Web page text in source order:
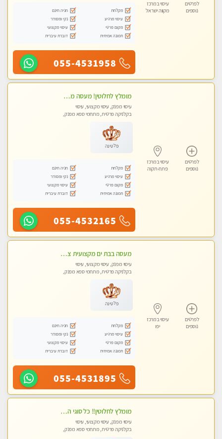
לפרטים
נוספים
עיסוי במרכז
מקווה ישראל
מקלחת
חניה חינם
עיסוי מרגיע
נקי ומסודר
מקום פרטי
עיסוי מקצועי
תמונה אמיתית
דוברת עיברית
055-4531958
לפרטים
נוספים
עיסוי במרכז
פתח-תקוה
מומלץ לחלוטין! מעסה מקצועית ואיכותית פרטי!!!
עיסוי מפנק, עיסוי מקצועי, עיסוי
בקלניקה פרטית, מתחמי ספא מפנק,
פלטינה
מקלחת
חניה חינם
עיסוי מרגיע
נקי ומסודר
מקום פרטי
עיסוי מקצועי
תמונה אמיתית
דוברת עיברית
055-4532165
לפרטים
נוספים
עיסוי במרכז
יפו
מעסה בבת ים מקצועית צעירה ואיכותית פרטי!!!-מומלץ לחלוטין!!! VIP פרטי! ​​​​​​ Highly recommended
עיסוי מפנק, עיסוי מקצועי, עיסוי
בקלניקה פרטית, מתחמי ספא מפנק,
פלטינה
מקלחת
חניה חינם
עיסוי מרגיע
נקי ומסודר
מקום פרטי
עיסוי מקצועי
תמונה אמיתית
דוברת עיברית
055-4531895
מומלץ לחלוטין!! כל סוגי העיסויים מעסה מקצועית ואיכותית פרטי!!!
עיסוי מפנק, עיסוי מקצועי, עיסוי
בקלניקה פרטית, מתחמי ספא מפנק,